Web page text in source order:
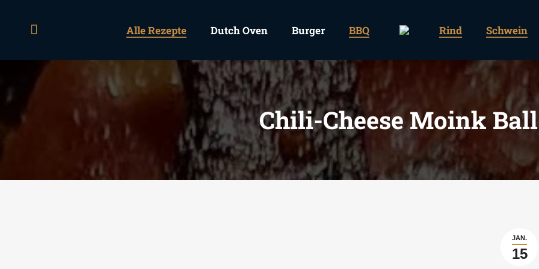
Alle Rezepte Dutch Oven Burger BBQ
Search: Rind Schwein
Chili-Cheese Moink
JAN.
15